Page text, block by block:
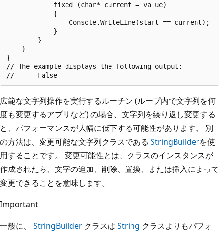
            fixed (char* current = value)
            {
                Console.WriteLine(start == current);
            }
        }
    }
}
// The example displays the following output:
広範な文字列操作を実行するルーチン (ループ内で文字列を何
度も変更するアプリなど) の場合、文字列を繰り返し変更する
と、パフォーマンスが大幅に低下する可能性があります。 別
の方法は、変更可能な文字列クラスである StringBuilderを使
用することです。 変更可能性とは、クラスのインスタンスが
作成されたら、文字の追加、削除、置換、または挿入によって
変更できることを意味します。
Important
一般に、 StringBuilder クラスは String クラスよりもパフォ